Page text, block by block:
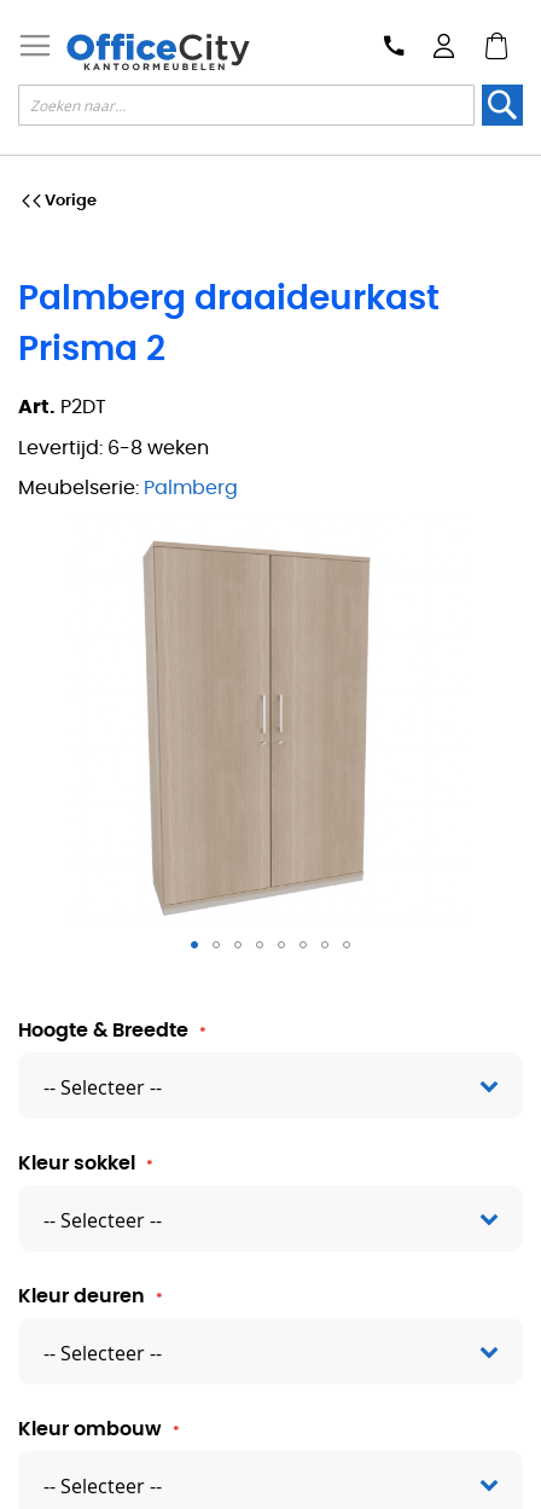
Palmberg draaideurkast
Prisma 2
Art. P2DT
Levertijd: 6-8 weken
Meubelserie: Palmberg
Palmberg draaideurkast Prisma 2
Hoogte & Breedte
Kleur sokkel
Kleur deuren
Kleur ombouw
Vorige